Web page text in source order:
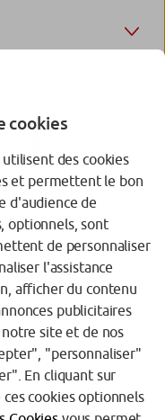
cookies
utilisent des cookies
et permettent le bon
d'audience de
optionnels, sont
de personnaliser
l'assistance
afficher du contenu
publicitaires
site et de nos
"personnaliser"
En cliquant sur
cookies optionnels